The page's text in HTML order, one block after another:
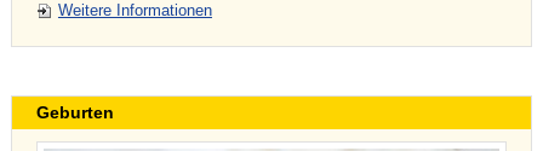
Weitere Informationen
Geburten